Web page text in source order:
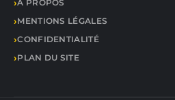
À PROPOS
MENTIONS LÉGALES
CONFIDENTIALITÉ
PLAN DU SITE